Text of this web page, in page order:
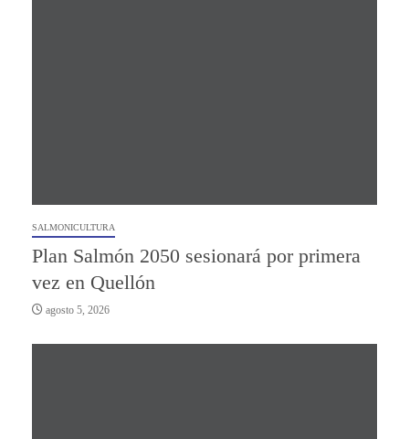
SALMONICULTURA
Plan Salmón 2050 sesionará por primera
vez en Quellón
agosto 5, 2026